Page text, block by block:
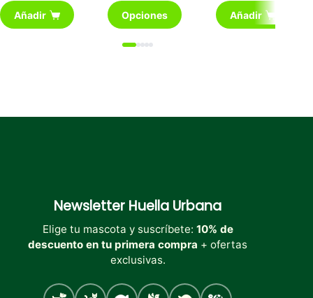
Añadir Opciones
Este
producto
múltiples
pueden
producto
Añadir
Newsletter Huella Urbana
Elige tu mascota y suscríbete: 10% de
descuento en tu primera compra + ofertas
exclusivas.